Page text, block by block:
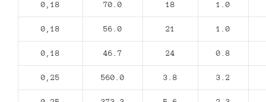
0,18 70.0 18 1.0
0,18 56.0 21 1.0
0,18 46.7 24 0.8
0,25 560.0 3.8 3.2